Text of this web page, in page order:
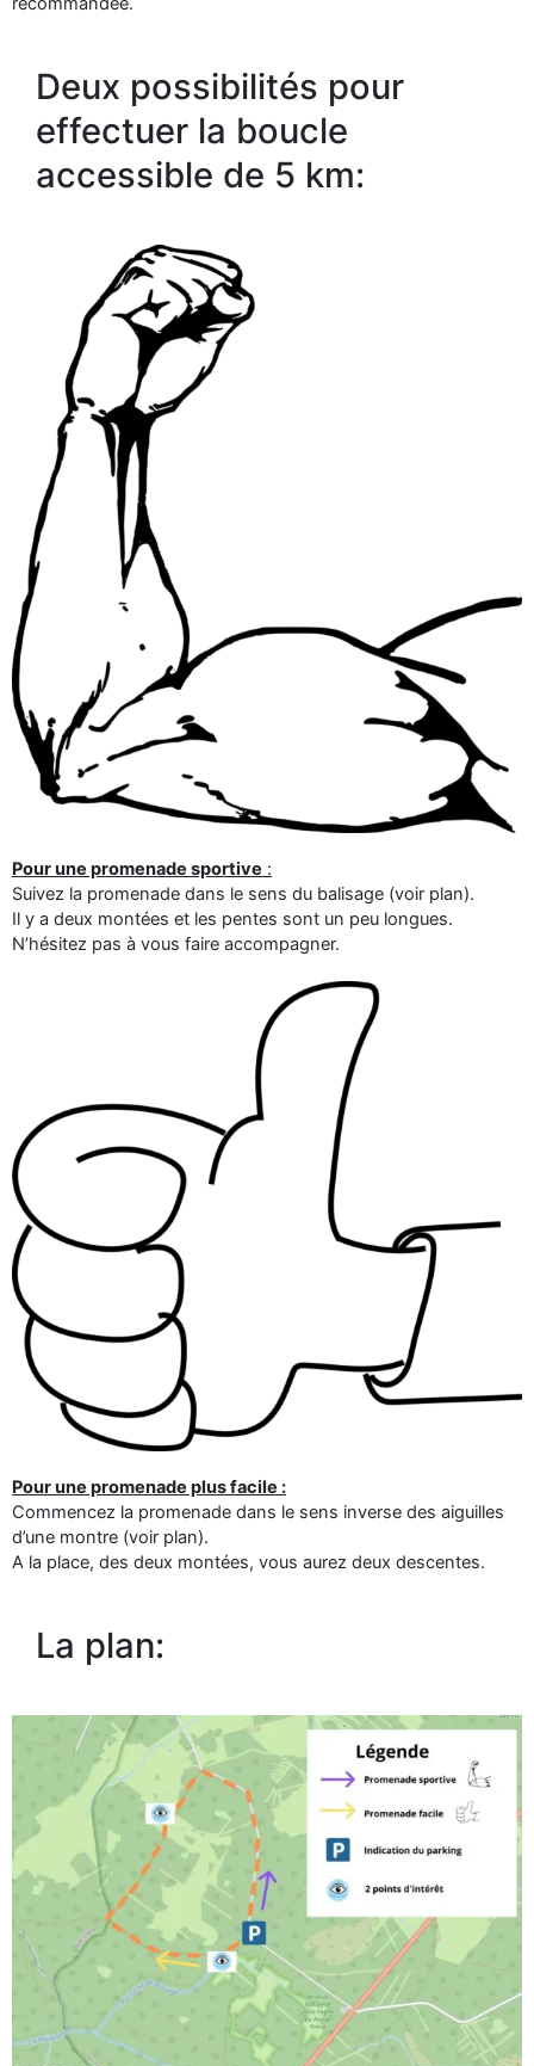
Deux possibilités pour
effectuer la boucle
accessible de 5 km:
Pour une promenade sportive :
Suivez la promenade dans le sens du balisage (voir plan).
Il y a deux montées et les pentes sont un peu longues.
N’hésitez pas à vous faire accompagner.
Pour une promenade plus facile :
Commencez la promenade dans le sens inverse des aiguilles
d’une montre (voir plan).
A la place, des deux montées, vous aurez deux descentes.
La plan: